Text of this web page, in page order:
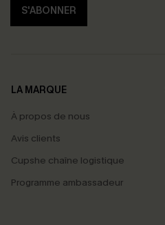
S'ABONNER
LA MARQUE
À propos de nous
Avis clients
Cupshe chaîne logistique
Programme ambassadeur